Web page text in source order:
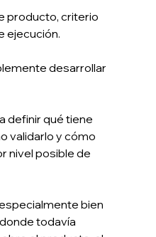
producto, criterio
ejecución.
desarrollar
definir qué tiene
validarlo y cómo
nivel posible de
bien
todavía